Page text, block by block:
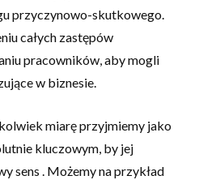
przyczynowo-skutkowego.
całych zastępów
pracowników, aby mogli
w biznesie.
miarę przyjmiemy jako
kluczowym, by jej
sens . Możemy na przykład